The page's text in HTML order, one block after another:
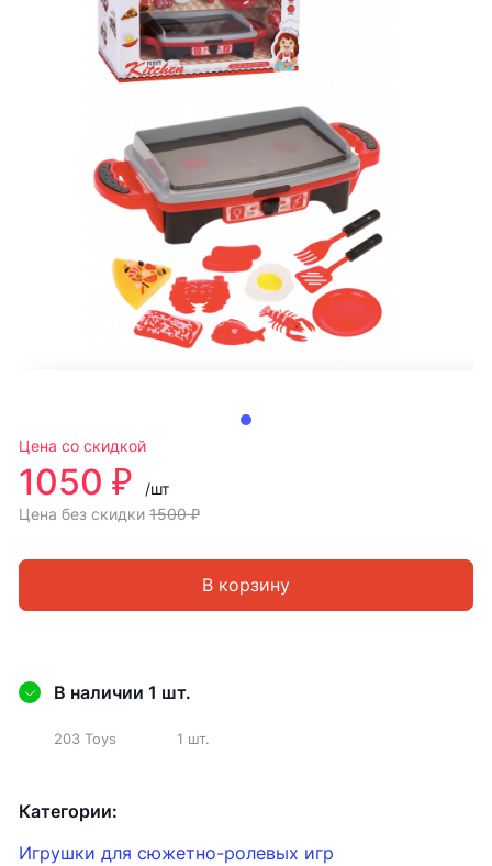
Цена со скидкой
1050 ₽
/шт
Цена без скидки 1500 ₽
В корзину
Категории:
Игрушки для сюжетно-ролевых игр
В наличии 1 шт.
203 Toys 1 шт.